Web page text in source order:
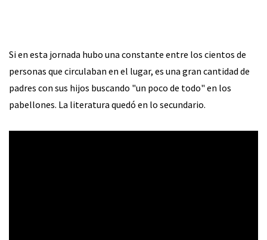
Si en esta jornada hubo una constante entre los cientos de
personas que circulaban en el lugar, es una gran cantidad de
padres con sus hijos buscando "un poco de todo" en los
pabellones. La literatura quedó en lo secundario.